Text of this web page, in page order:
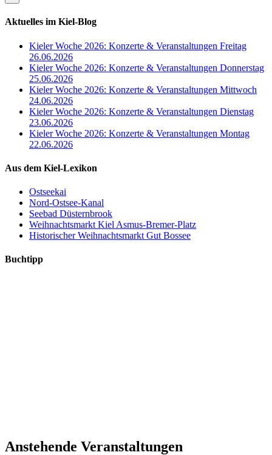
Aktuelles im Kiel-Blog
Kieler Woche 2026: Konzerte & Veranstaltungen Freitag
26.06.2026
Kieler Woche 2026: Konzerte & Veranstaltungen Donnerstag
25.06.2026
Kieler Woche 2026: Konzerte & Veranstaltungen Mittwoch
24.06.2026
Kieler Woche 2026: Konzerte & Veranstaltungen Dienstag
23.06.2026
Kieler Woche 2026: Konzerte & Veranstaltungen Montag
22.06.2026
Aus dem Kiel-Lexikon
Ostseekai
Nord-Ostsee-Kanal
Seebad Düsternbrook
Weihnachtsmarkt Kiel Asmus-Bremer-Platz
Historischer Weihnachtsmarkt Gut Bossee
Buchtipp
Anstehende Veranstaltungen